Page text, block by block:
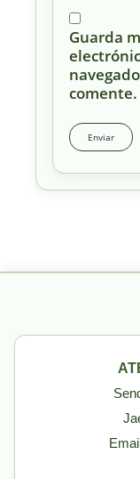
Guarda
comente.